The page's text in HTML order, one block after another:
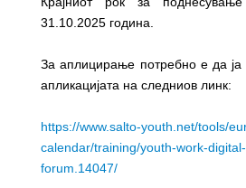
31.10.2025 година.
За аплицирање потребно е да ја
апликацијата на следниов линк:
https://www.salto-youth.net/tools/
calendar/training/youth-work-
forum.14047/